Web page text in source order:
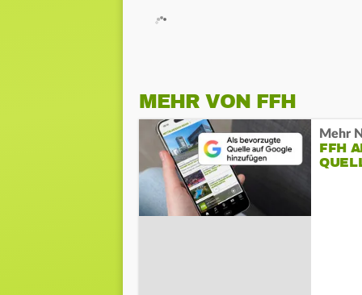
MEHR VON FFH
Mehr
FFH